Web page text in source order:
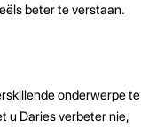
beter te verstaan.
onderwerpe te
u Daries verbeter nie,